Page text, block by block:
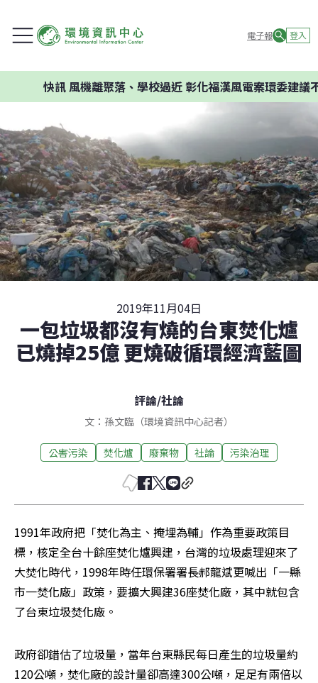
電子報 登入
風機離聚落、學校過近 彰化福漢風電案環委建議不應開
2019年11月04日
一包垃圾都沒有燒的台東焚化爐
已燒掉25億 更燒破循環經濟藍圖
評論/社論
文：孫文臨（環境資訊中心記者）
公害污染 焚化爐 廢棄物 社論 污染治理
1991年政府把「焚化為主、掩埋為輔」作為重要政策目
標，核定全台十餘座焚化爐興建，台灣的垃圾處理迎來了
大焚化時代，1998年時任環保署署長郝龍斌更喊出「一縣
市一焚化廠」政策，要擴大興建36座焚化廠，其中就包含
了台東垃圾焚化廠。
政府卻錯估了垃圾量，當年台東縣民每日產生的垃圾量約
120公噸，焚化廠的設計量卻高達300公噸，足足有兩倍以